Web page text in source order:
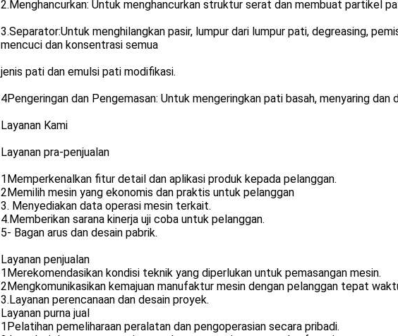
2.Menghancurkan: Untuk menghancurkan struktur serat dan membuat partikel
3.Separator:Untuk menghilangkan pasir, lumpur dari lumpur pati, degreasing,
mencuci dan konsentrasi semua
jenis pati dan emulsi pati modifikasi.
4Pengeringan dan Pengemasan: Untuk mengeringkan pati basah, menyaring dan
Layanan Kami
Layanan pra-penjualan
1Memperkenalkan fitur detail dan aplikasi produk kepada pelanggan.
2Memilih mesin yang ekonomis dan praktis untuk pelanggan
3. Menyediakan data operasi mesin terkait.
4.Memberikan sarana kinerja uji coba untuk pelanggan.
5- Bagan arus dan desain pabrik.
Layanan penjualan
1Merekomendasikan kondisi teknik yang diperlukan untuk pemasangan mesin.
2Mengkomunikasikan kemajuan manufaktur mesin dengan pelanggan tepat
3.Layanan perencanaan dan desain proyek.
Layanan purna jual
1Pelatihan pemeliharaan peralatan dan pengoperasian secara pribadi.